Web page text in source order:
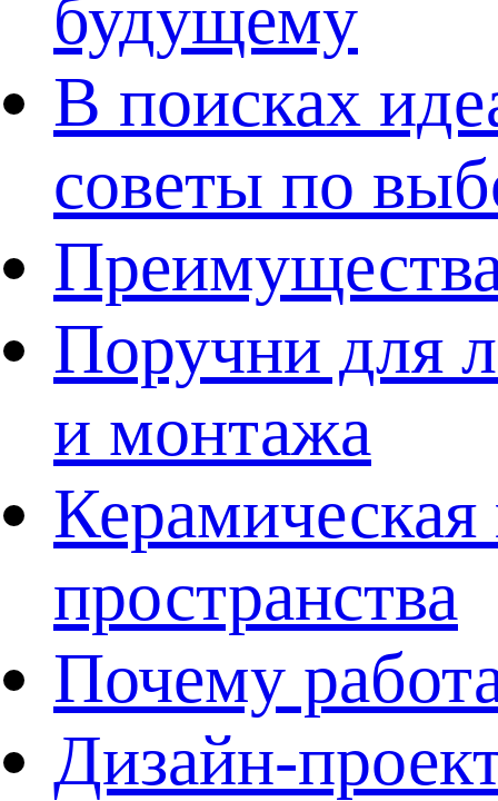
будущему
В поисках
советы по
Поручни для
и монтажа
пространства
Почему
Дизайн-